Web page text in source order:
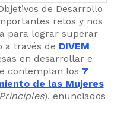
de Desarrollo
retos y nos
para lograr superar
a través de DIVEM
en desarrollar e
contemplan los 7
de las Mujeres
), enunciados